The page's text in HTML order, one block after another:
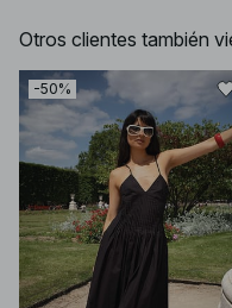
Otros clientes también
-50%